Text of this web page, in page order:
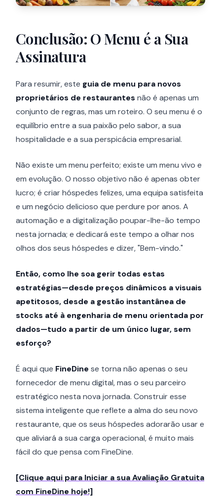
Conclusão: O Menu é a Sua
Assinatura
Para resumir, este guia de menu para novos
proprietários de restaurantes não é apenas um
conjunto de regras, mas um roteiro. O seu menu é o
equilíbrio entre a sua paixão pelo sabor, a sua
hospitalidade e a sua perspicácia empresarial.
Não existe um menu perfeito; existe um menu vivo e
em evolução. O nosso objetivo não é apenas obter
lucro; é criar hóspedes felizes, uma equipa satisfeita
e um negócio delicioso que perdure por anos. A
automação e a digitalização poupar-lhe-ão tempo
nesta jornada; e dedicará este tempo a olhar nos
olhos dos seus hóspedes e dizer, "Bem-vindo."
Então, como lhe soa gerir todas estas
estratégias—desde preços dinâmicos a visuais
apetitosos, desde a gestão instantânea de
stocks até à engenharia de menu orientada por
dados—tudo a partir de um único lugar, sem
esforço?
É aqui que FineDine se torna não apenas o seu
fornecedor de menu digital, mas o seu parceiro
estratégico nesta nova jornada. Construir esse
sistema inteligente que reflete a alma do seu novo
restaurante, que os seus hóspedes adorarão usar e
que aliviará a sua carga operacional, é muito mais
fácil do que pensa com FineDine.
[Clique aqui para Iniciar a sua Avaliação Gratuita
com FineDine hoje!]